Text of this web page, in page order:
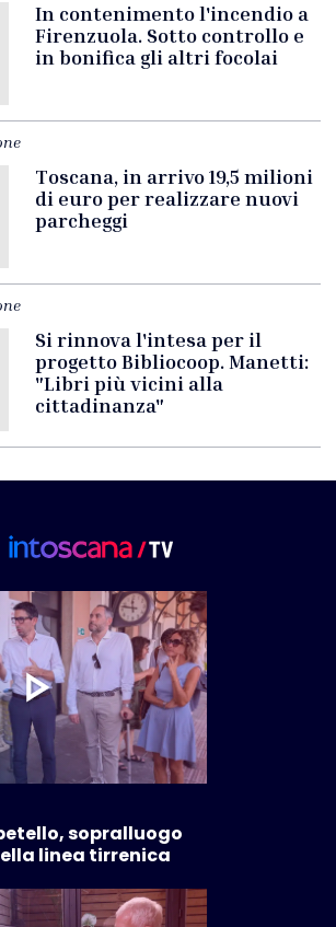
In contenimento l'incendio a
Firenzuola. Sotto controllo e
in bonifica gli altri focolai
Toscana, in arrivo 19,5 milioni
di euro per realizzare nuovi
parcheggi
Si rinnova l'intesa per il
progetto Bibliocoop. Manetti:
"Libri più vicini alla
cittadinanza"
sopralluogo
linea tirrenica